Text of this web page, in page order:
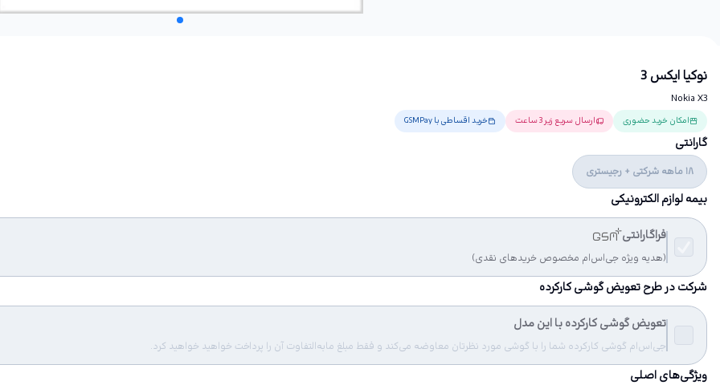
نوکیا ایکس 3
Nokia X3
امکان خرید حضوری ارسال سریع زیر 3 ساعت خرید اقساطی با GSMPay
گارانتی
18 ماهه شرکتی + رجیستری
بیمه لوازم الکترونیکی
فراگارانتی
(هدیه ویژه جی‌اس‌ام مخصوص خریدهای نقدی)
شرکت در طرح تعویض گوشی کارکرده
تعویض گوشی کارکرده با این مدل
جی‌اس‌ام گوشی کارکرده شما را با گوشی مورد نظرتان معاوضه می‌کند و فقط مبلغ مابه‌التفاوت آن را پرداخت خواهید خواهید کرد.
ویژگی‌های اصلی